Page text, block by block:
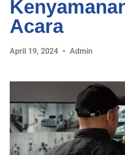
Acara
April 19, 2024 Admin